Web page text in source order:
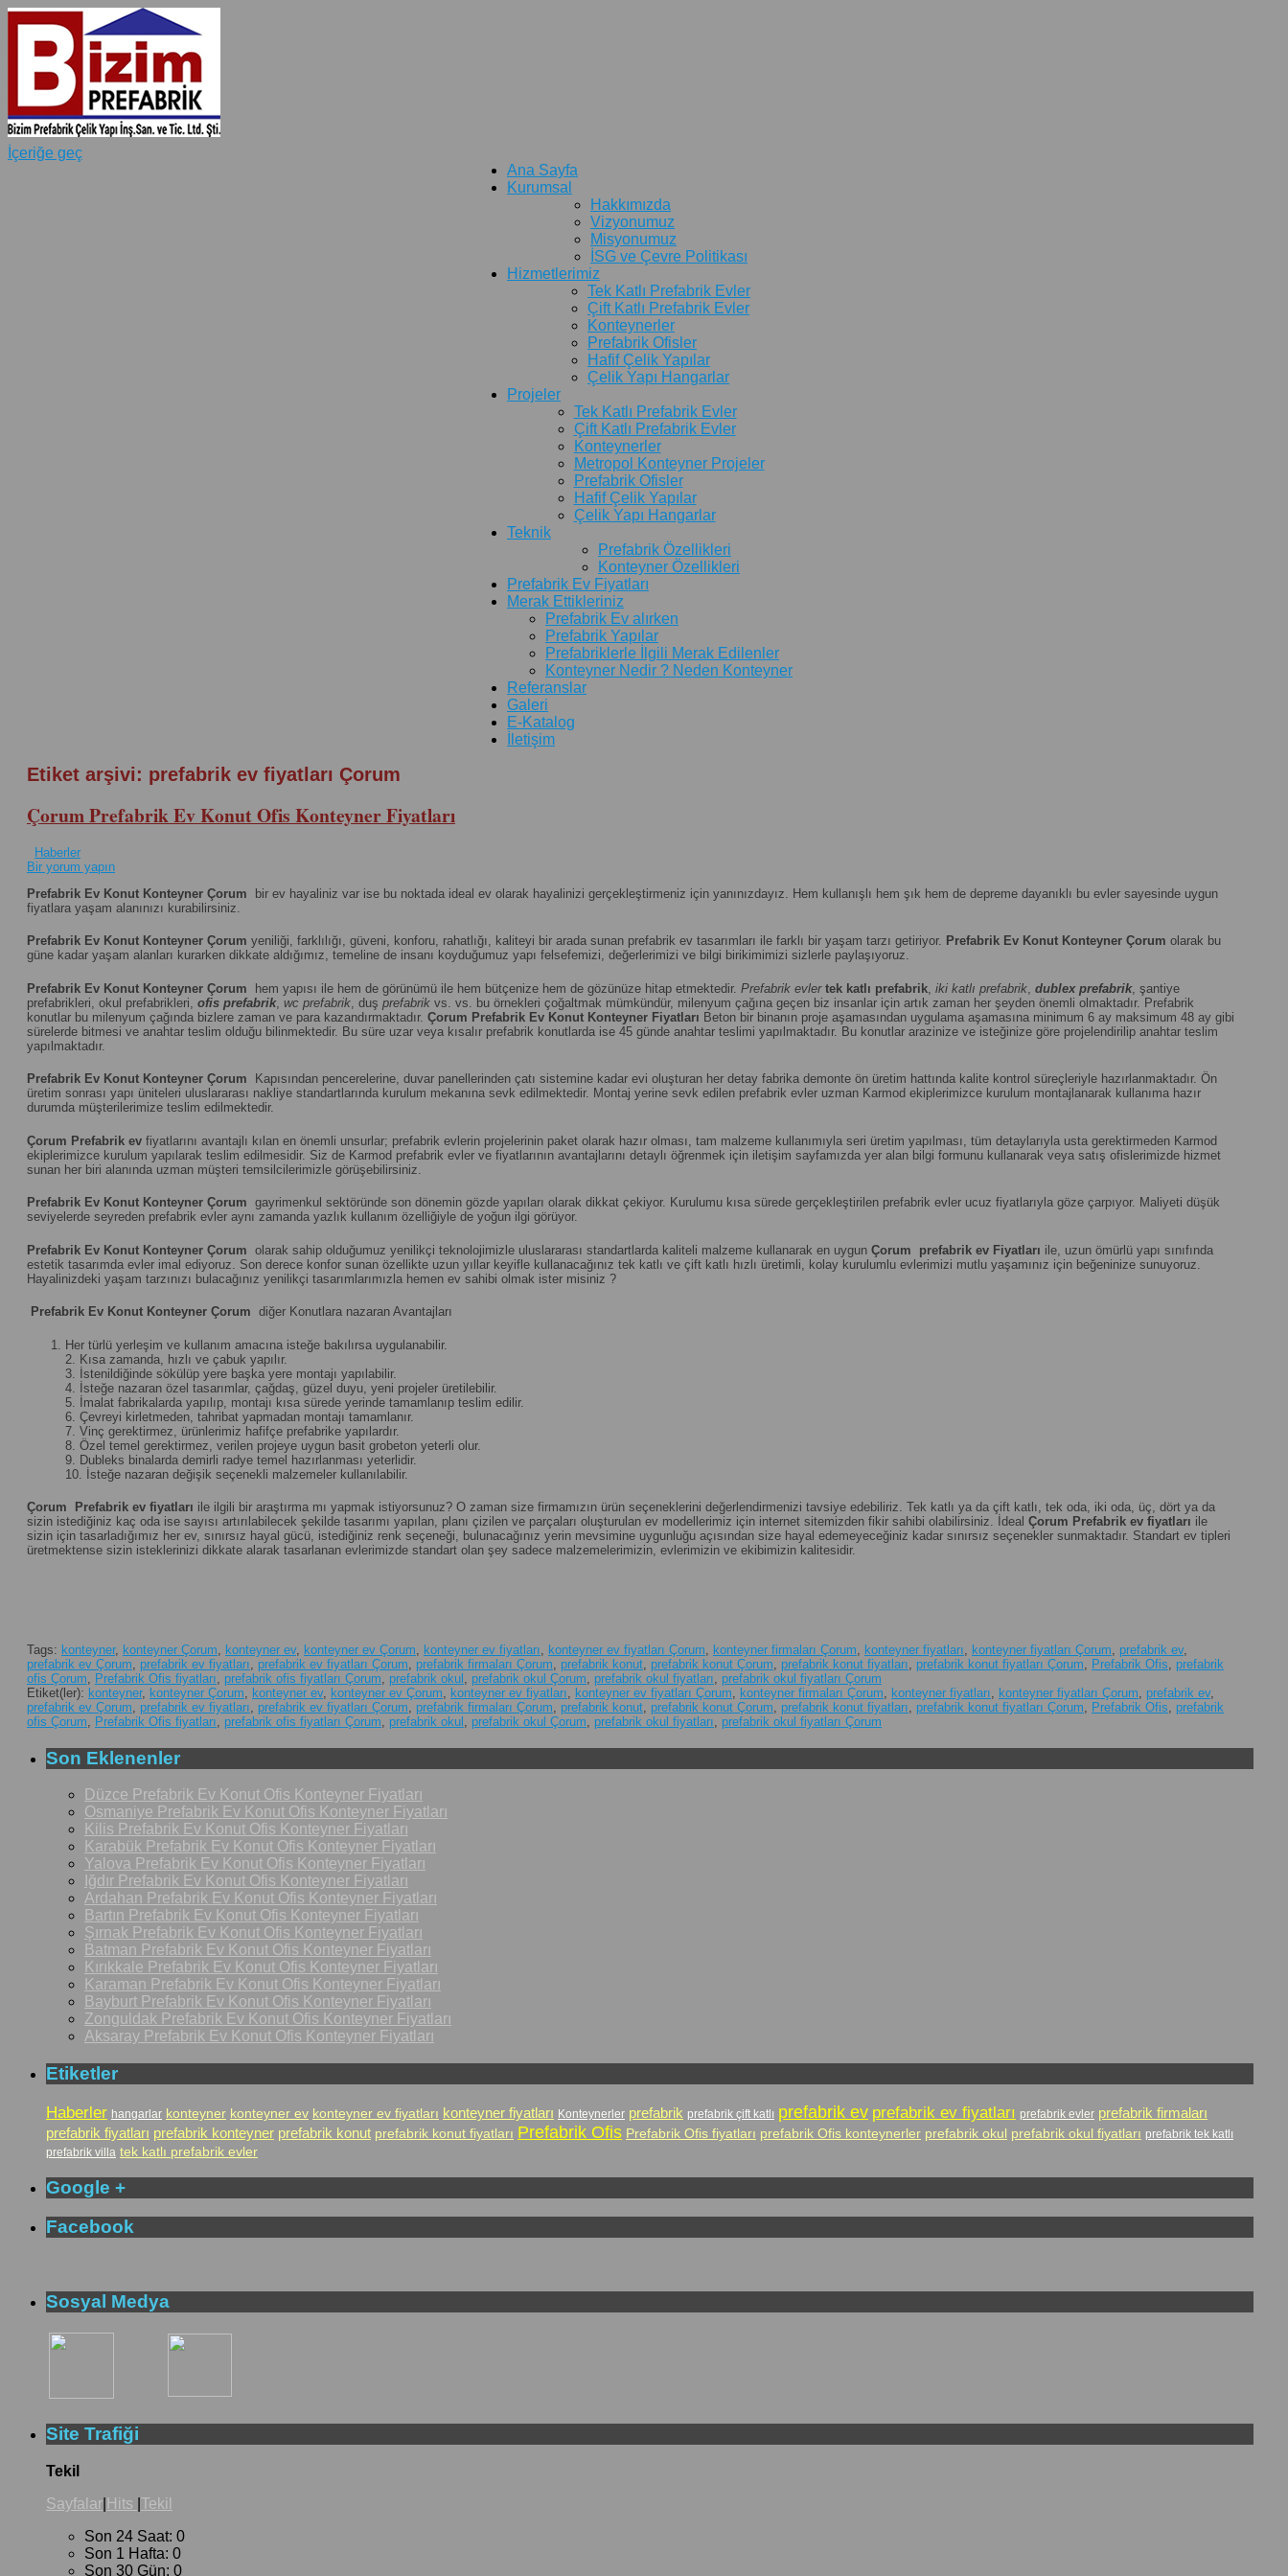
İçeriğe geç
Ana Sayfa
Kurumsal
Hakkımızda
Vizyonumuz
Misyonumuz
İSG ve Çevre Politikası
Hizmetlerimiz
Tek Katlı Prefabrik Evler
Çift Katlı Prefabrik Evler
Konteynerler
Prefabrik Ofisler
Hafif Çelik Yapılar
Çelik Yapı Hangarlar
Projeler
Tek Katlı Prefabrik Evler
Çift Katlı Prefabrik Evler
Konteynerler
Metropol Konteyner Projeler
Prefabrik Ofisler
Hafif Çelik Yapılar
Çelik Yapı Hangarlar
Teknik
Prefabrik Özellikleri
Konteyner Özellikleri
Prefabrik Ev Fiyatları
Merak Ettikleriniz
Prefabrik Ev alırken
Prefabrik Yapılar
Prefabriklerle İlgili Merak Edilenler
Konteyner Nedir ? Neden Konteyner
Referanslar
Galeri
E-Katalog
İletişim
Etiket arşivi: prefabrik ev fiyatları Çorum
Çorum Prefabrik Ev Konut Ofis Konteyner Fiyatları
Haberler
Bir yorum yapın
Prefabrik Ev Konut Konteyner Çorum bir ev hayaliniz var ise bu noktada ideal ev olarak hayalinizi gerçekleştirmeniz için yanınızdayız. Hem kullanışlı hem şık hem de depreme dayanıklı bu evler sayesinde uygun
fiyatlara yaşam alanınızı kurabilirsiniz.
Prefabrik Ev Konut Konteyner Çorum yeniliği, farklılığı, güveni, konforu, rahatlığı, kaliteyi bir arada sunan prefabrik ev tasarımları ile farklı bir yaşam tarzı getiriyor. Prefabrik Ev Konut Konteyner Çorum olarak bu
güne kadar yaşam alanları kurarken dikkate aldığımız, temeline de insanı koyduğumuz yapı felsefemizi, değerlerimizi ve bilgi birikimimizi sizlerle paylaşıyoruz.
Prefabrik Ev Konut Konteyner Çorum hem yapısı ile hem de görünümü ile hem bütçenize hem de gözünüze hitap etmektedir. Prefabrik evler tek katlı prefabrik iki katlı prefabrik dublex prefabrik, şantiye
prefabrikleri, okul prefabrikleri, ofis prefabrik, wc prefabrik , duş prefabrik vs. vs. bu örnekleri çoğaltmak mümkündür, milenyum çağına geçen biz insanlar için artık zaman her şeyden önemli olmaktadır. Prefabrik
konutlar bu milenyum çağında bizlere zaman ve para kazandırmaktadır. Çorum Prefabrik Ev Konut Konteyner Fiyatları Beton bir binanın proje aşamasından uygulama aşamasına minimum 6 ay maksimum 48 ay gibi
sürelerde bitmesi ve anahtar teslim olduğu bilinmektedir. Bu süre uzar veya kısalır prefabrik konutlarda ise 45 günde anahtar teslimi yapılmaktadır. Bu konutlar arazinize ve isteğinize göre projelendirilip anahtar teslim
yapılmaktadır.
Prefabrik Ev Konut Konteyner Çorum Kapısından pencerelerine, duvar panellerinden çatı sistemine kadar evi oluşturan her detay fabrika demonte ön üretim hattında kalite kontrol süreçleriyle hazırlanmaktadır. Ön
üretim sonrası yapı üniteleri uluslararası nakliye standartlarında kurulum mekanına sevk edilmektedir. Montaj yerine sevk edilen prefabrik evler uzman Karmod ekiplerimizce kurulum montajlanarak kullanıma hazır
durumda müşterilerimize teslim edilmektedir.
Çorum Prefabrik ev fiyatlarını avantajlı kılan en önemli unsurlar; prefabrik evlerin projelerinin paket olarak hazır olması, tam malzeme kullanımıyla seri üretim yapılması, tüm detaylarıyla usta gerektirmeden Karmod
ekiplerimizce kurulum yapılarak teslim edilmesidir. Siz de Karmod prefabrik evler ve fiyatlarının avantajlarını detaylı öğrenmek için iletişim sayfamızda yer alan bilgi formunu kullanarak veya satış ofislerimizde hizmet
sunan her biri alanında uzman müşteri temsilcilerimizle görüşebilirsiniz.
Prefabrik Ev Konut Konteyner Çorum gayrimenkul sektöründe son dönemin gözde yapıları olarak dikkat çekiyor. Kurulumu kısa sürede gerçekleştirilen prefabrik evler ucuz fiyatlarıyla göze çarpıyor. Maliyeti düşük
seviyelerde seyreden prefabrik evler aynı zamanda yazlık kullanım özelliğiyle de yoğun ilgi görüyor.
Prefabrik Ev Konut Konteyner Çorum olarak sahip olduğumuz yenilikçi teknolojimizle uluslararası standartlarda kaliteli malzeme kullanarak en uygun Çorum prefabrik ev Fiyatları ile, uzun ömürlü yapı sınıfında
estetik tasarımda evler imal ediyoruz. Son derece konfor sunan özellikte uzun yıllar keyifle kullanacağınız tek katlı ve çift katlı hızlı üretimli, kolay kurulumlu evlerimizi mutlu yaşamınız için beğeninize sunuyoruz.
Hayalinizdeki yaşam tarzınızı bulacağınız yenilikçi tasarımlarımızla hemen ev sahibi olmak ister misiniz ?
Prefabrik Ev Konut Konteyner Çorum diğer Konutlara nazaran Avantajları
Her türlü yerleşim ve kullanım amacına isteğe bakılırsa uygulanabilir.
2. Kısa zamanda, hızlı ve çabuk yapılır.
3. İstenildiğinde sökülüp yere başka yere montajı yapılabilir.
4. İsteğe nazaran özel tasarımlar, çağdaş, güzel duyu, yeni projeler üretilebilir.
5. İmalat fabrikalarda yapılıp, montajı kısa sürede yerinde tamamlanıp teslim edilir.
6. Çevreyi kirletmeden, tahribat yapmadan montajı tamamlanır.
7. Vinç gerektirmez, ürünlerimiz hafifçe prefabrike yapılardır.
8. Özel temel gerektirmez, verilen projeye uygun basit grobeton yeterli olur.
9. Dubleks binalarda demirli radye temel hazırlanması yeterlidir.
10. İsteğe nazaran değişik seçenekli malzemeler kullanılabilir.
Çorum Prefabrik ev fiyatları ile ilgili bir araştırma mı yapmak istiyorsunuz? O zaman size firmamızın ürün seçeneklerini değerlendirmenizi tavsiye edebiliriz. Tek katlı ya da çift katlı, tek oda, iki oda, üç, dört ya da
sizin istediğiniz kaç oda ise sayısı artırılabilecek şekilde tasarımı yapılan, planı çizilen ve parçaları oluşturulan ev modellerimiz için internet sitemizden fikir sahibi olabilirsiniz. İdeal Çorum Prefabrik ev fiyatları ile
sizin için tasarladığımız her ev, sınırsız hayal gücü, istediğiniz renk seçeneği, bulunacağınız yerin mevsimine uygunluğu açısından size hayal edemeyeceğiniz kadar sınırsız seçenekler sunmaktadır. Standart ev tipleri
üretmektense sizin isteklerinizi dikkate alarak tasarlanan evlerimizde standart olan şey sadece malzemelerimizin, evlerimizin ve ekibimizin kalitesidir.
Tags: konteyner, konteyner Çorum konteyner ev, konteyner ev Çorum konteyner ev fiyatları konteyner ev fiyatları Çorum konteyner firmaları Çorum konteyner fiyatları konteyner fiyatları Çorum prefabrik ev,
prefabrik ev Çorum
prefabrik ev fiyatları prefabrik ev fiyatları Çorum prefabrik firmaları Çorum prefabrik konut prefabrik konut Çorum prefabrik konut fiyatları prefabrik konut fiyatları Çorum Prefabrik Ofis
prefabrik
ofis Çorum
Prefabrik Ofis fiyatları prefabrik ofis fiyatları Çorum prefabrik okul prefabrik okul Çorum prefabrik okul fiyatları
prefabrik okul fiyatları Çorum
Etiket(ler): konteyner, konteyner Çorum konteyner ev, konteyner ev Çorum konteyner ev fiyatları konteyner ev fiyatları Çorum konteyner firmaları Çorum konteyner fiyatları konteyner fiyatları Çorum prefabrik ev,
prefabrik ev Çorum
prefabrik ev fiyatları prefabrik ev fiyatları Çorum prefabrik firmaları Çorum prefabrik konut prefabrik konut Çorum prefabrik konut fiyatları prefabrik konut fiyatları Çorum Prefabrik Ofis
prefabrik
ofis Çorum
Prefabrik Ofis fiyatları prefabrik ofis fiyatları Çorum prefabrik okul prefabrik okul Çorum prefabrik okul fiyatları prefabrik okul fiyatları Çorum
Son Eklenenler
Düzce Prefabrik Ev Konut Ofis Konteyner Fiyatları
Osmaniye Prefabrik Ev Konut Ofis Konteyner Fiyatları
Kilis Prefabrik Ev Konut Ofis Konteyner Fiyatları
Karabük Prefabrik Ev Konut Ofis Konteyner Fiyatları
Yalova Prefabrik Ev Konut Ofis Konteyner Fiyatları
Iğdır Prefabrik Ev Konut Ofis Konteyner Fiyatları
Ardahan Prefabrik Ev Konut Ofis Konteyner Fiyatları
Bartın Prefabrik Ev Konut Ofis Konteyner Fiyatları
Şırnak Prefabrik Ev Konut Ofis Konteyner Fiyatları
Batman Prefabrik Ev Konut Ofis Konteyner Fiyatları
Kırıkkale Prefabrik Ev Konut Ofis Konteyner Fiyatları
Karaman Prefabrik Ev Konut Ofis Konteyner Fiyatları
Bayburt Prefabrik Ev Konut Ofis Konteyner Fiyatları
Zonguldak Prefabrik Ev Konut Ofis Konteyner Fiyatları
Aksaray Prefabrik Ev Konut Ofis Konteyner Fiyatları
Etiketler
Haberler hangarlar konteyner konteyner ev konteyner ev fiyatları konteyner fiyatları Konteynerler prefabrik prefabrik çift katlı prefabrik ev prefabrik ev fiyatları prefabrik evler prefabrik firmaları
prefabrik fiyatları prefabrik konteyner prefabrik konut prefabrik konut fiyatları Prefabrik Ofis Prefabrik Ofis fiyatları prefabrik Ofis konteynerler prefabrik okul prefabrik okul fiyatları prefabrik tek katlı
prefabrik villa tek katlı prefabrik evler
Google +
Facebook
Sosyal Medya
Site Trafiği
Tekil
Sayfalar Hits Tekil
Son 24 Saat: 0
Son 1 Hafta: 0
Son 30 Gün: 0